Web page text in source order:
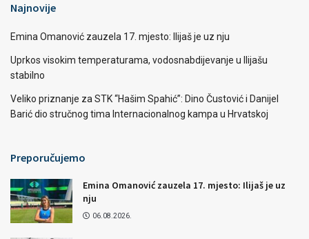
Najnovije
Emina Omanović zauzela 17. mjesto: Ilijaš je uz nju
Uprkos visokim temperaturama, vodosnabdijevanje u Ilijašu
stabilno
Veliko priznanje za STK “Hašim Spahić”: Dino Čustović i Danijel
Barić dio stručnog tima Internacionalnog kampa u Hrvatskoj
Preporučujemo
Emina Omanović zauzela 17. mjesto: Ilijaš je uz
nju
06.08.2026.